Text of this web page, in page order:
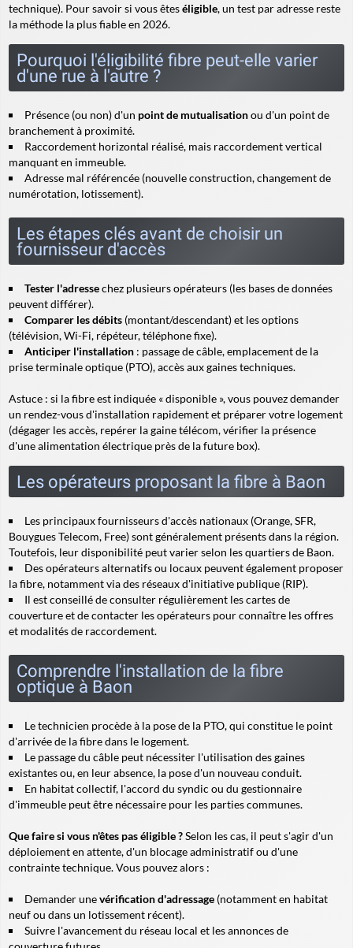
technique). Pour savoir si vous êteséligible, un test par adresse reste
la méthode la plus fiable en 2026.
Pourquoi l'éligibilité fibre peut-elle varier
d'une rue à l'autre ?
Présence (ou non) d'un point de mutualisationou d'un point de
branchement à proximité.
Raccordement horizontal réalisé, mais raccordement vertical
manquant en immeuble.
Adresse mal référencée (nouvelle construction, changement de
numérotation, lotissement).
Les étapes clés avant de choisir un
fournisseur d'accès
Tester l'adressechez plusieurs opérateurs (les bases de données
peuvent différer).
Comparer les débits (montant/descendant) et les options
(télévision, Wi-Fi, répéteur, téléphone fixe).
Anticiper l'installation : passage de câble, emplacement de la
prise terminale optique (PTO), accès aux gaines techniques.
Astuce : si la fibre est indiquée « disponible », vous pouvez demander
un rendez-vous d'installation rapidement et préparer votre logement
(dégager les accès, repérer la gaine télécom, vérifier la présence
d'une alimentation électrique près de la future box).
Les opérateurs proposant la fibre à Baon
Les principaux fournisseurs d'accès nationaux (Orange, SFR,
Bouygues Telecom, Free) sont généralement présents dans la région.
Toutefois, leur disponibilité peut varier selon les quartiers de Baon.
Des opérateurs alternatifs ou locaux peuvent également proposer
la fibre, notamment via des réseaux d'initiative publique (RIP).
Il est conseillé de consulter régulièrement les cartes de
couverture et de contacter les opérateurs pour connaître les offres
et modalités de raccordement.
Comprendre l'installation de la fibre
optique à Baon
Le technicien procède à la pose de la PTO, qui constitue le point
d'arrivée de la fibre dans le logement.
Le passage du câble peut nécessiter l'utilisation des gaines
existantes ou, en leur absence, la pose d'un nouveau conduit.
En habitat collectif, l'accord du syndic ou du gestionnaire
d'immeuble peut être nécessaire pour les parties communes.
Que faire si vous n'êtes pas éligible ?Selon les cas, il peut s'agir d'un
déploiement en attente, d'un blocage administratif ou d'une
contrainte technique. Vous pouvez alors :
Demander unevérification d'adressage (notamment en habitat
neuf ou dans un lotissement récent).
Suivre l'avancement du réseau local et les annonces de